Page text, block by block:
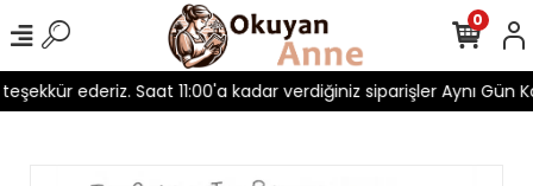
ederiz. Saat 11:00'a kadar verdiğiniz siparişler Aynı Gün
0